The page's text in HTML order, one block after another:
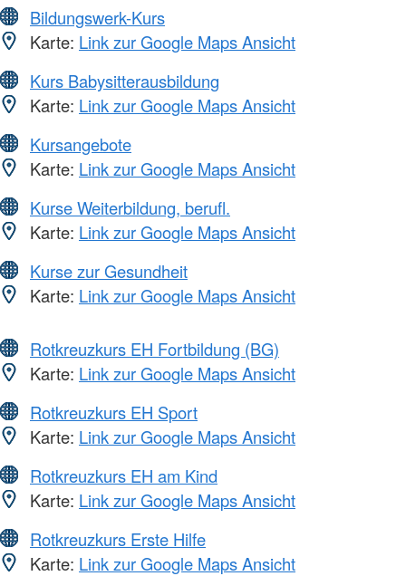
Bildungswerk-Kurs
Karte: Link zur Google Maps Ansicht
Kurs Babysitterausbildung
Karte: Link zur Google Maps Ansicht
Kursangebote
Karte: Link zur Google Maps Ansicht
Kurse Weiterbildung, berufl.
Karte: Link zur Google Maps Ansicht
Kurse zur Gesundheit
Karte: Link zur Google Maps Ansicht
Rotkreuzkurs EH Fortbildung (BG)
Karte: Link zur Google Maps Ansicht
Rotkreuzkurs EH Sport
Karte: Link zur Google Maps Ansicht
Rotkreuzkurs EH am Kind
Karte: Link zur Google Maps Ansicht
Rotkreuzkurs Erste Hilfe
Karte: Link zur Google Maps Ansicht